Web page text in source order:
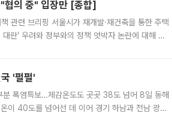
협의 중" 입장만 [종합]
관련 브리핑 서울시가 재개발·재건축을 통한 주택
란' 우려와 정부와의 정책 엇박자 논란에 대해 정
'펄펄'
폭염특보…체감온도도 곳곳 38도 넘어 8일 동해
이 40도를 넘어선 데 이어 경기 하남과 전남 광양